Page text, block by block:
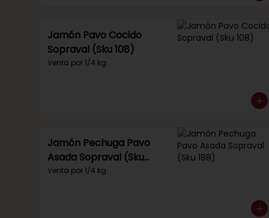
Jamón Pavo Cocido
Sopraval (Sku 108)
Venta por 1/4 kg.
Jamón Pechuga Pavo
Asada Sopraval (Sku
188)
Venta por 1/4 kg.